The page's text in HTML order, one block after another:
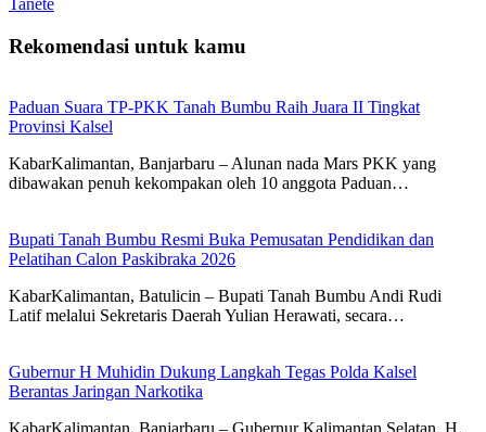
Tanete
Rekomendasi untuk kamu
Paduan Suara TP-PKK Tanah Bumbu Raih Juara II Tingkat
Provinsi Kalsel
KabarKalimantan, Banjarbaru – Alunan nada Mars PKK yang
dibawakan penuh kekompakan oleh 10 anggota Paduan…
Bupati Tanah Bumbu Resmi Buka Pemusatan Pendidikan dan
Pelatihan Calon Paskibraka 2026
KabarKalimantan, Batulicin – Bupati Tanah Bumbu Andi Rudi
Latif melalui Sekretaris Daerah Yulian Herawati, secara…
Gubernur H Muhidin Dukung Langkah Tegas Polda Kalsel
Berantas Jaringan Narkotika